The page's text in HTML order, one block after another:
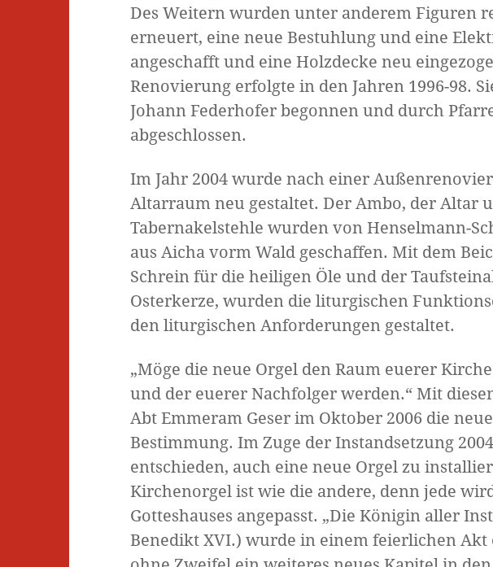
Des Weitern wurden unter anderem Figuren
erneuert, eine neue Bestuhlung und eine
angeschafft und eine Holzdecke neu
Renovierung erfolgte in den Jahren 1996-98.
Johann Federhofer begonnen und durch
abgeschlossen.
Im Jahr 2004 wurde nach einer
Altarraum neu gestaltet. Der Ambo, der Altar
Tabernakelstehle wurden von Henselmann-
aus Aicha vorm Wald geschaffen. Mit dem
Schrein für die heiligen Öle und der
Osterkerze, wurden die liturgischen
den liturgischen Anforderungen gestaltet.
„Möge die neue Orgel den Raum euerer
und der euerer Nachfolger werden.“ Mit
Abt Emmeram Geser im Oktober 2006 die
Bestimmung. Im Zuge der Instandsetzung
entschieden, auch eine neue Orgel zu
Kirchenorgel ist wie die andere, denn jede
Gotteshauses angepasst. „Die Königin aller
Benedikt XVI.) wurde in einem feierlichen